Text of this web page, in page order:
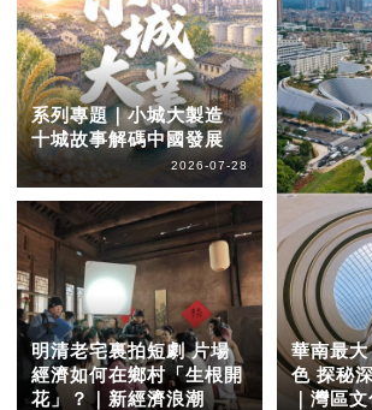
系列專題｜小城大製造
十城故事解碼中國發展
2026-07-28
明清老宅裏拍短劇 片場
經濟如何在鄉村「生根開
花」？｜新經濟浪潮
華南最
色 探秘
｜灣區